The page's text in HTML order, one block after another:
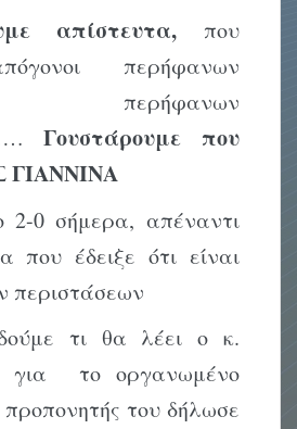
απίστευτα, που
περήφανων
περήφανων
Γουστάρουμε που
ΓΙΑΝΝΙΝΑ
2-0 σήμερα, απέναντι
που έδειξε ότι είναι
περιστάσεων
τι θα λέει ο κ.
για το οργανωμένο
του δήλωσε